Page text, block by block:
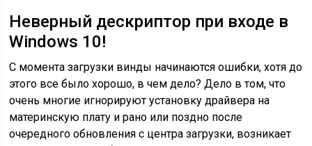
Неверный дескриптор при входе в
Windows 10!
C момента загрузки винды начинаются ошибки, хотя до
этого все было хорошо, в чем дело? Дело в том, что
очень многие игнорируют установку драйвера на
материнскую плату и рано или поздно после
очередного обновления с центра загрузки, возникает